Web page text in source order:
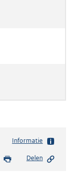
Informatie
Delen